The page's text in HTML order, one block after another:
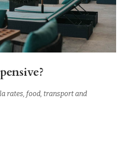
rates, food, transport and